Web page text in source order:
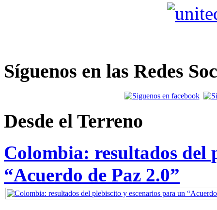
Síguenos en las Redes
Desde el Terreno
Colombia: resultados del
“Acuerdo de Paz 2.0”